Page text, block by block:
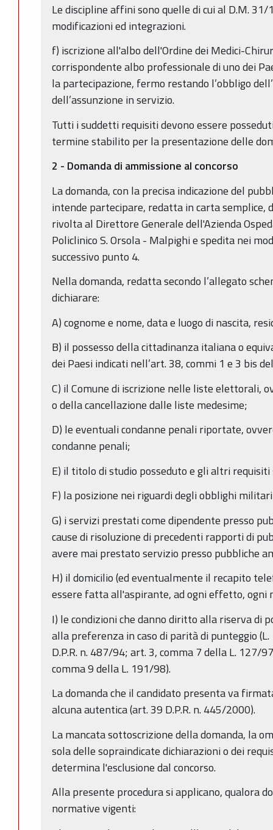
Le discipline affini sono quelle di cui al D.M. 31/
modificazioni ed integrazioni.
f) iscrizione all'albo dell'Ordine dei Medici-
corrispondente albo professionale di uno dei
la partecipazione, fermo restando l’obbligo
dell’assunzione in servizio.
Tutti i suddetti requisiti devono essere
termine stabilito per la presentazione delle
2 - Domanda di ammissione al concorso
La domanda, con la precisa indicazione del
intende partecipare, redatta in carta semplice,
rivolta al Direttore Generale dell'Azienda
Policlinico S. Orsola - Malpighi e spedita nei
successivo punto 4.
Nella domanda, redatta secondo l’allegato
dichiarare:
A) cognome e nome, data e luogo di nascita,
B) il possesso della cittadinanza italiana o
dei Paesi indicati nell’art. 38, commi 1 e 3 bis
C) il Comune di iscrizione nelle liste elettorali,
o della cancellazione dalle liste medesime;
D) le eventuali condanne penali riportate,
condanne penali;
E) il titolo di studio posseduto e gli altri
F) la posizione nei riguardi degli obblighi
G) i servizi prestati come dipendente presso
cause di risoluzione di precedenti rapporti di
avere mai prestato servizio presso pubbliche
H) il domicilio (ed eventualmente il recapito
essere fatta all'aspirante, ad ogni effetto, ogni
I) le condizioni che danno diritto alla riserva di
alla preferenza in caso di parità di punteggio
D.P.R. n. 487/94; art. 3, comma 7 della L. 127/
comma 9 della L. 191/98).
La domanda che il candidato presenta va
alcuna autentica (art. 39 D.P.R. n. 445/2000).
La mancata sottoscrizione della domanda, la
sola delle sopraindicate dichiarazioni o dei
determina l'esclusione dal concorso.
Alla presente procedura si applicano, qualora
normative vigenti: